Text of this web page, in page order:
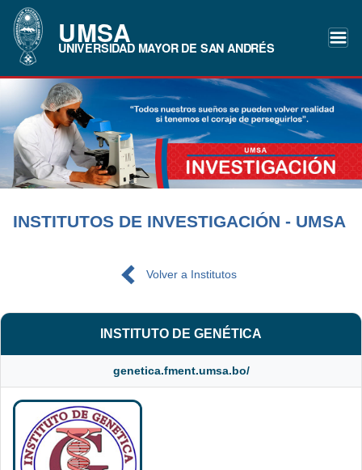
UMSA
UNIVERSIDAD MAYOR DE SAN ANDRÉS
INSTITUTOS DE INVESTIGACIÓN - UMSA
Volver a Institutos
INSTITUTO DE GENÉTICA
genetica.fment.umsa.bo/